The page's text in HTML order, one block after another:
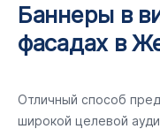
Баннеры в
фасадах в
Отличный способ
широкой целевой